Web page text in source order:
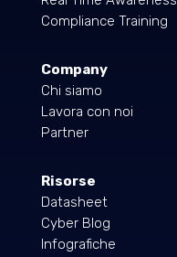
Compliance Training
Company
Chi siamo
Lavora con noi
Partner
Risorse
Datasheet
Cyber Blog
Infografiche